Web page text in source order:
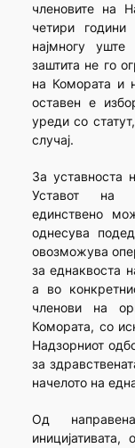
членовите на
четири
најмногу
заштита не го
на Комората и
оставен е
уреди со
случај.
За уставноста
Уставот на
единствено
однесува
овозможува
за еднаквоста
а во
членови на
Комората, со
Надзорниот
за
начелото на
Од